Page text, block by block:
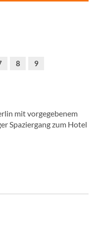
8 9
mit vorgegebenem
Spaziergang zum Hotel